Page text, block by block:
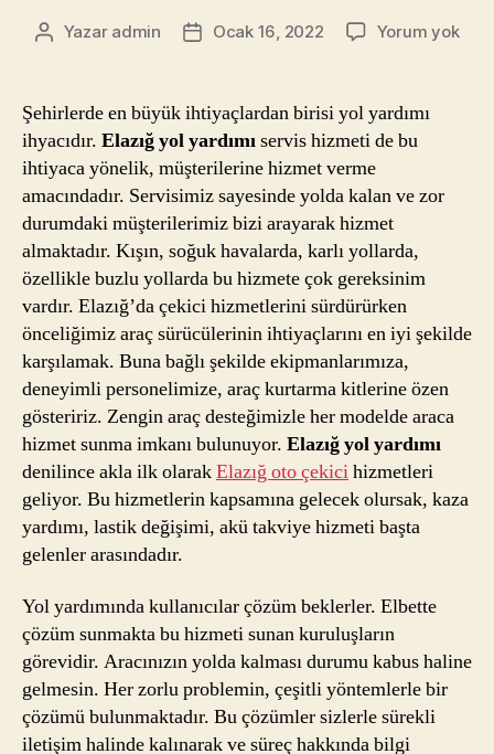
Yazının
Yazar admin
YazıOcak 16, 2022 Yorum yok
Şehirlerde en büyük ihtiyaçlardan birisi yol yardımı
ihyacıdır. Elazığ yol yardımıservis hizmeti de bu
ihtiyaca yönelik, müşterilerine hizmet verme
amacındadır. Servisimiz sayesinde yolda kalan ve zor
durumdaki müşterilerimiz bizi arayarak hizmet
almaktadır. Kışın, soğuk havalarda, karlı yollarda,
özellikle buzlu yollarda bu hizmete çok gereksinim
vardır. Elazığ’da çekici hizmetlerini sürdürürken
önceliğimiz araç sürücülerinin ihtiyaçlarını en iyi şekilde
karşılamak. Buna bağlı şekilde ekipmanlarımıza,
deneyimli personelimize, araç kurtarma kitlerine özen
gösteririz. Zengin araç desteğimizle her modelde araca
hizmet sunma imkanı bulunuyor. Elazığ yol yardımı
denilince akla ilk olarakElazığ oto çekicihizmetleri
geliyor. Bu hizmetlerin kapsamına gelecek olursak, kaza
yardımı, lastik değişimi, akü takviye hizmeti başta
gelenler arasındadır.
Yol yardımında kullanıcılar çözüm beklerler. Elbette
çözüm sunmakta bu hizmeti sunan kuruluşların
görevidir. Aracınızın yolda kalması durumu kabus haline
gelmesin. Her zorlu problemin, çeşitli yöntemlerle bir
çözümü bulunmaktadır. Bu çözümler sizlerle sürekli
iletişim halinde kalınarak ve süreç hakkında bilgi